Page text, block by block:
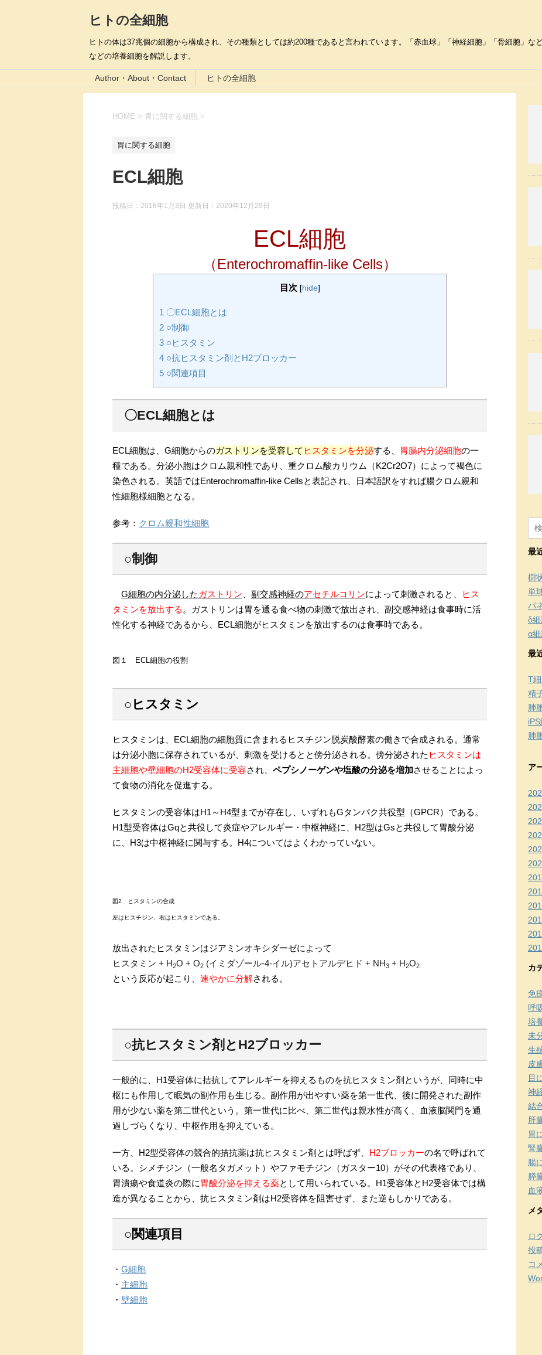
ヒトの全細胞
ヒトの体は37兆個の細胞から構成され、その種類としては約200種であると言われています。「赤血球」「神経細胞」「骨細胞」な
などの培養細胞を解説します。
Author・About・Contact ヒトの全細胞
HOME > 胃に関する細胞 >
胃に関する細胞
ECL細胞
投稿日：2018年1月3日 更新日： 2020年12月29日
ECL細胞
（Enterochromaffin-like Cells）
目次 [hide]
1 〇ECL細胞とは
2 ○制御
3 ○ヒスタミン
4 ○抗ヒスタミン剤とH2ブロッカー
5 ○関連項目
〇ECL細胞とは
ECL細胞は、G細胞からのガストリンを受容して ヒスタミンを分泌する、 胃腸内分泌細胞の一
種である。分泌小胞はクロム親和性であり、重クロム酸カリウム（K2Cr2O7）によって褐色に
染色される。英語ではEnterochromaffin-like Cellsと表記され、日本語訳をすれば腸クロム親和
性細胞様細胞となる。
参考： クロム親和性細胞
○制御
G細胞の内分泌した ガストリン 副交感神経のアセチルコリンによって刺激されると、
ヒス
タミンを放出する 。ガストリンは胃を通る食べ物の刺激で放出され、副交感神経は食事時に活
性化する神経であるから、ECL細胞がヒスタミンを放出するのは食事時である。
図１ ECL細胞の役割
○ヒスタミン
ヒスタミンは、ECL細胞の細胞質に含まれるヒスチジン脱炭酸酵素の働きで合成される。通常
は分泌小胞に保存されているが、刺激を受けるとと傍分泌される。傍分泌された ヒスタミンは
主細胞や壁細胞のH2受容体に受容され、 ペプシノーゲンや塩酸の分泌を増加させることによっ
て食物の消化を促進する。
ヒスタミンの受容体はH1～H4型までが存在し、いずれもGタンパク共役型（GPCR）である。
H1型受容体はGqと共役して炎症やアレルギー・中枢神経に、H2型はGsと共役して胃酸分泌
に、H3は中枢神経に関与する。H4についてはよくわかっていない。
図2 ヒスタミンの合成
左はヒスチジン、右はヒスタミンである。
放出されたヒスタミンはジアミンオキシダーゼによって
ヒスタミン + H2O + O2 (イミダゾール-4-イル)アセトアルデヒド + NH3 + H2O2
という反応が起こり、 速やかに分解される。
○抗ヒスタミン剤とH2ブロッカー
一般的に、H1受容体に拮抗してアレルギーを抑えるものを抗ヒスタミン剤というが、同時に中
枢にも作用して眠気の副作用も生じる。副作用が出やすい薬を第一世代、後に開発された副作
用が少ない薬を第二世代という。第一世代に比べ、第二世代は親水性が高く、血液脳関門を通
過しづらくなり、中枢作用を抑えている。
一方、H2型受容体の競合的拮抗薬は抗ヒスタミン剤とは呼ばず、 H2ブロッカーの名で呼ばれて
いる。シメチジン（一般名タガメット）やファモチジン（ガスター10）がその代表格であり、
胃潰瘍や食道炎の際に 胃酸分泌を抑える薬として用いられている。H1受容体とH2受容体では構
造が異なることから、抗ヒスタミン剤はH2受容体を阻害せず、また逆もしかりである。
○関連項目
・ G細胞
・ 主細胞
・ 壁細胞
最
樹
単
パ
δ
α
最
T
精
肺
肺
ア
カ
免
呼
培
未
生
皮
目
神
結
肝
胃
腎
腸
膵
血
メ
ロ
投
コ